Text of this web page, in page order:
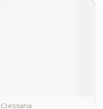
Cressana